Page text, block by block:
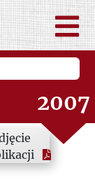
2005
2006
2007
2008